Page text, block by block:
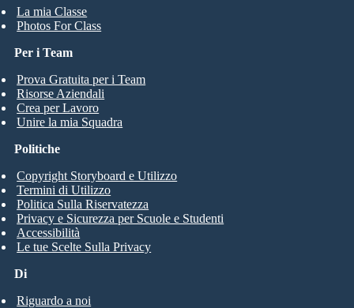
La mia Classe
Photos For Class
Per i Team
Prova Gratuita per i Team
Risorse Aziendali
Crea per Lavoro
Unire la mia Squadra
Di
Riguardo a noi
Politiche
Copyright Storyboard e Utilizzo
Termini di Utilizzo
Politica Sulla Riservatezza
Privacy e Sicurezza per Scuole e Studenti
Accessibilità
Le tue Scelte Sulla Privacy